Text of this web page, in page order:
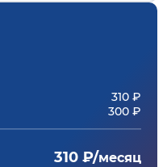
310 ₽
300 ₽
310 ₽/месяц